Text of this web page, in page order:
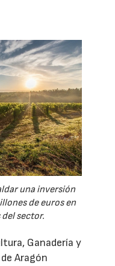
una inversión
de euros en
sector.
Ganadería y
Aragón